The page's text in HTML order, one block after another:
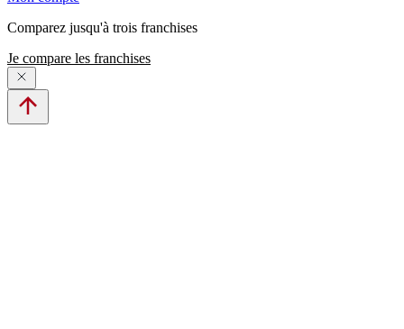
Comparez jusqu'à trois franchises
Je compare les franchises